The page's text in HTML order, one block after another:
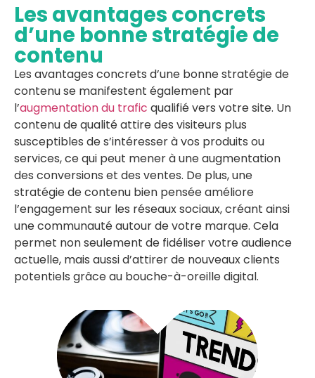
Les avantages concrets
d’une bonne stratégie de
contenu
Les avantages concrets d’une bonne stratégie de
contenu se manifestent également par
l’augmentation du trafic qualifié vers votre site. Un
contenu de qualité attire des visiteurs plus
susceptibles de s’intéresser à vos produits ou
services, ce qui peut mener à une augmentation
des conversions et des ventes. De plus, une
stratégie de contenu bien pensée améliore
l’engagement sur les réseaux sociaux, créant ainsi
une communauté autour de votre marque. Cela
permet non seulement de fidéliser votre audience
actuelle, mais aussi d’attirer de nouveaux clients
potentiels grâce au bouche-à-oreille digital.